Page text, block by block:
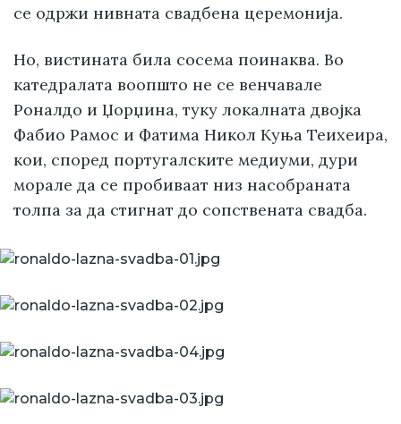
се одржи нивната свадбена церемонија.
Но, вистината била сосема поинаква. Во
катедралата воопшто не се венчавале
Роналдо и Џорџина, туку локалната двојка
Фабио Рамос и Фатима Никол Куња Теиxeира,
кои, според португалските медиуми, дури
морале да се пробиваат низ насобраната
толпа за да стигнат до сопствената свадба.